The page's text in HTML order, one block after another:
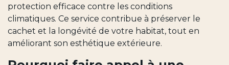
protection efficace contre les conditions
climatiques. Ce service contribue à préserver le
cachet et la longévité de votre habitat, tout en
améliorant son esthétique extérieure.